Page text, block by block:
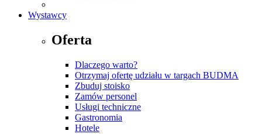
Wystawcy
Oferta
Dlaczego warto?
Otrzymaj ofertę udziału w targach BUDMA
Zbuduj stoisko
Zamów personel
Usługi techniczne
Gastronomia
Hotele